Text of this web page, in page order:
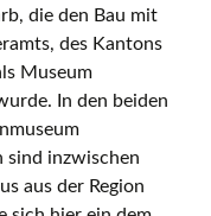
die den Bau mit
des Kantons
Museum
In den beiden
sind inzwischen
aus der Region